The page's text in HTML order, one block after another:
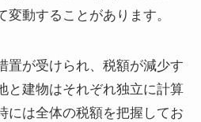
動することがあります。
置が受けられ、税額が減少す
と建物はそれぞれ独立に計算
には全体の税額を把握してお